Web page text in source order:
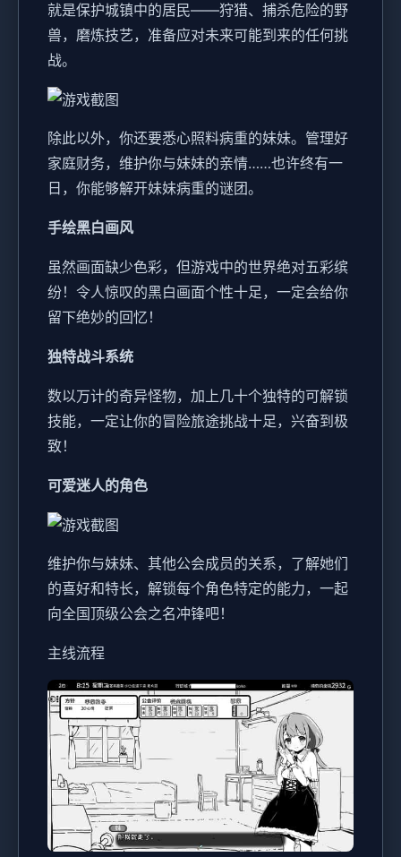
就是保护城镇中的居民——狩猎、捕杀危险的野
兽，磨炼技艺，准备应对未来可能到来的任何挑
战。
除此以外，你还要悉心照料病重的妹妹。管理好
家庭财务，维护你与妹妹的亲情……也许终有一
日，你能够解开妹妹病重的谜团。
手绘黑白画风
虽然画面缺少色彩，但游戏中的世界绝对五彩缤
纷！令人惊叹的黑白画面个性十足，一定会给你
留下绝妙的回忆！
独特战斗系统
数以万计的奇异怪物，加上几十个独特的可解锁
技能，一定让你的冒险旅途挑战十足，兴奋到极
致！
可爱迷人的角色
维护你与妹妹、其他公会成员的关系，了解她们
的喜好和特长，解锁每个角色特定的能力，一起
向全国顶级公会之名冲锋吧！
主线流程